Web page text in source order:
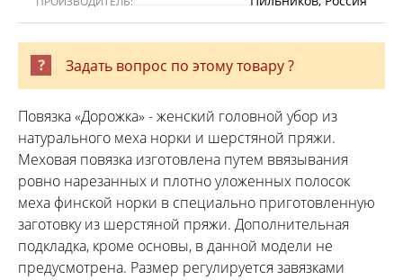
Задать вопрос по этому товару ?
Повязка «Дорожка» - женский головной убор из
натурального меха норки и шерстяной пряжи.
Меховая повязка изготовлена путем ввязывания
ровно нарезанных и плотно уложенных полосок
меха финской норки в специально приготовленную
заготовку из шерстяной пряжи. Дополнительная
подкладка, кроме основы, в данной модели не
предусмотрена. Размер регулируется завязками